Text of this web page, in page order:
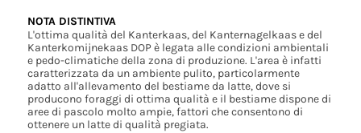
NOTA DISTINTIVA
L'ottima qualità del Kanterkaas, del Kanternagelkaas e del
Kanterkomijnekaas DOP è legata alle condizioni ambientali
e pedo-climatiche della zona di produzione. L'area è infatti
caratterizzata da un ambiente pulito, particolarmente
adatto all'allevamento del bestiame da latte, dove si
producono foraggi di ottima qualità e il bestiame dispone di
aree di pascolo molto ampie, fattori che consentono di
ottenere un latte di qualità pregiata.